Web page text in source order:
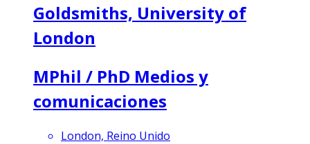
Goldsmiths, University of
London
MPhil / PhD Medios y
comunicaciones
London, Reino Unido